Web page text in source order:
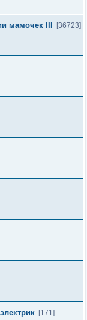
мамочек III
[36723]
[171]